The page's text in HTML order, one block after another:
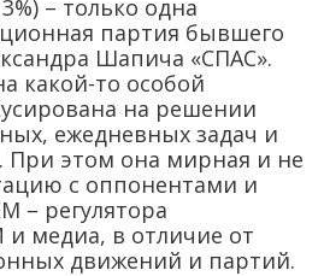
– только одна
партия бывшего
Шапича «СПАС».
какой-то особой
на решении
ежедневных задач и
При этом она мирная и не
с оппонентами и
– регулятора
медиа, в отличие от
движений и партий.